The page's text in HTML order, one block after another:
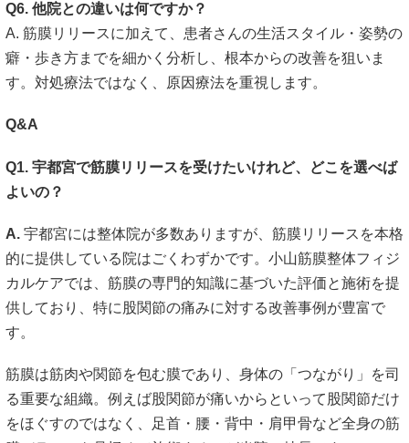
Q6. 他院との違いは何ですか？
A. 筋膜リリースに加えて、患者さんの生活スタイル・姿勢の
癖・歩き方までを細かく分析し、根本からの改善を狙いま
す。対処療法ではなく、原因療法を重視します。
Q&A
Q1. 宇都宮で筋膜リリースを受けたいけれど、どこを選べば
よいの？
A. 宇都宮には整体院が多数ありますが、筋膜リリースを本格
的に提供している院はごくわずかです。小山筋膜整体フィジ
カルケアでは、筋膜の専門的知識に基づいた評価と施術を提
供しており、特に股関節の痛みに対する改善事例が豊富で
す。
筋膜は筋肉や関節を包む膜であり、身体の「つながり」を司
る重要な組織。例えば股関節が痛いからといって股関節だけ
をほぐすのではなく、足首・腰・背中・肩甲骨など全身の筋